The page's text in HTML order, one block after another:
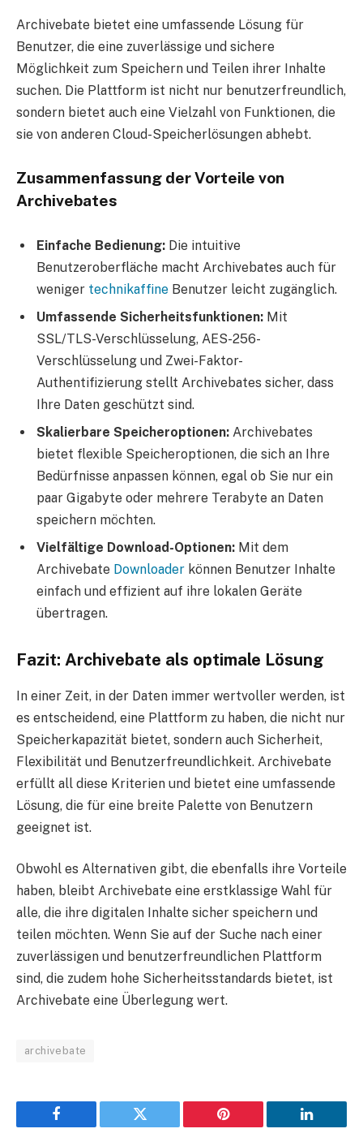
Archivebate bietet eine umfassende Lösung für
Benutzer, die eine zuverlässige und sichere
Möglichkeit zum Speichern und Teilen ihrer Inhalte
suchen. Die Plattform ist nicht nur benutzerfreundlich,
sondern bietet auch eine Vielzahl von Funktionen, die
sie von anderen Cloud-Speicherlösungen abhebt.
Zusammenfassung der Vorteile von
Archivebates
Einfache Bedienung: Die intuitive
Benutzeroberfläche macht Archivebates auch für
weniger technikaffine Benutzer leicht zugänglich.
Umfassende Sicherheitsfunktionen: Mit
SSL/TLS-Verschlüsselung, AES-256-
Verschlüsselung und Zwei-Faktor-
Authentifizierung stellt Archivebates sicher, dass
Ihre Daten geschützt sind.
Skalierbare Speicheroptionen: Archivebates
bietet flexible Speicheroptionen, die sich an Ihre
Bedürfnisse anpassen können, egal ob Sie nur ein
paar Gigabyte oder mehrere Terabyte an Daten
speichern möchten.
Vielfältige Download-Optionen: Mit dem
Archivebate Downloader können Benutzer Inhalte
einfach und effizient auf ihre lokalen Geräte
übertragen.
Fazit: Archivebate als optimale Lösung
In einer Zeit, in der Daten immer wertvoller werden, ist
es entscheidend, eine Plattform zu haben, die nicht nur
Speicherkapazität bietet, sondern auch Sicherheit,
Flexibilität und Benutzerfreundlichkeit. Archivebate
erfüllt all diese Kriterien und bietet eine umfassende
Lösung, die für eine breite Palette von Benutzern
geeignet ist.
Obwohl es Alternativen gibt, die ebenfalls ihre Vorteile
haben, bleibt Archivebate eine erstklassige Wahl für
alle, die ihre digitalen Inhalte sicher speichern und
teilen möchten. Wenn Sie auf der Suche nach einer
zuverlässigen und benutzerfreundlichen Plattform
sind, die zudem hohe Sicherheitsstandards bietet, ist
Archivebate eine Überlegung wert.
archivebate
Facebook Twitter Pinterest LinkedIn